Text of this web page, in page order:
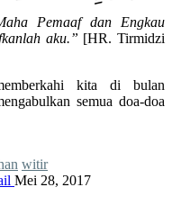
Pemaaf dan Engkau
aku.” [HR. Tirmidzi
kita di bulan
semua doa-doa
witir
Mei 28, 2017